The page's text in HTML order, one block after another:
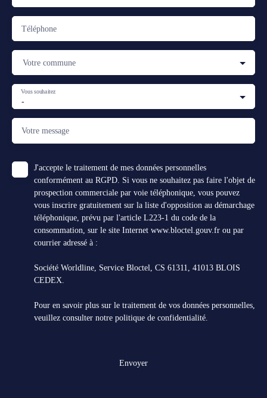
Téléphone
Votre commune
-
Vous souhaitez
Votre message
J'accepte le traitement de mes données personnelles
conformément au RGPD. Si vous ne souhaitez pas faire l'objet de
prospection commerciale par voie téléphonique, vous pouvez
vous inscrire gratuitement sur la liste d'opposition au démarchage
téléphonique, prévu par l'article L223-1 du code de la
consommation, sur le site Internet www.bloctel.gouv.fr ou par
courrier adressé à :
Société Worldline, Service Bloctel, CS 61311, 41013 BLOIS
CEDEX.
Pour en savoir plus sur le traitement de vos données personnelles,
veuillez consulter notre politique de confidentialité
Envoyer